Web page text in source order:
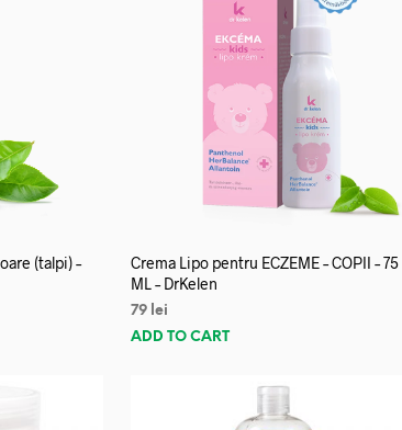
(talpi) –
Crema Lipo pentru ECZEME – COPII – 75
ML – DrKelen
79 lei
ADD TO CART